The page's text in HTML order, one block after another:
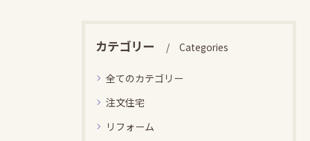
カテゴリー Categories
全てのカテゴリー
注文住宅
リフォーム